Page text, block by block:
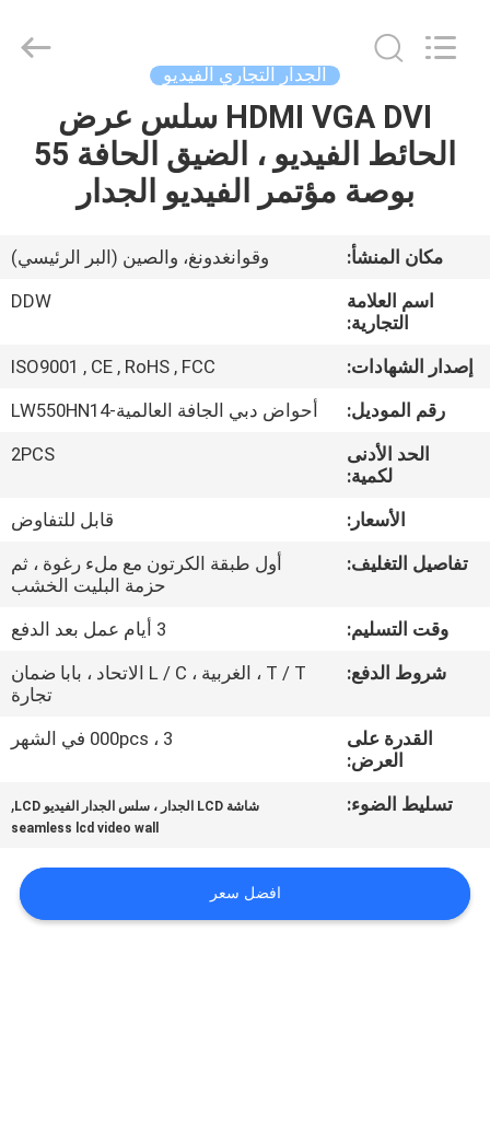
الصفحة
الرئيسية
معلومات
جولة
مراقبة
الجودة
اتصل
اقتباس
CASE
Technology
Developed
الجدار التجاري الفيديو
HDMI VGA DVI سلس عرض
الحائط الفيديو ، الضيق الحافة 55
بوصة مؤتمر الفيديو الجدار
مكان المنشأ:
وقوانغدونغ، والصين (البر الرئيسي)
اسم العلامة
التجارية:
DDW
إصدار الشهادات:
ISO9001 , CE , RoHS , FCC
رقم الموديل:
أحواض دبي الجافة العالمية-LW550HN14
الحد الأدنى
لكمية:
2PCS
الأسعار:
قابل للتفاوض
تفاصيل التغليف:
أول طبقة الكرتون مع ملء رغوة ، ثم
حزمة البليت الخشب
وقت التسليم:
3 أيام عمل بعد الدفع
شروط الدفع:
T / T ، الغربية ، L / C الاتحاد ، بابا ضمان
تجارة
القدرة على
العرض:
3 ، 000pcs في الشهر
تسليط الضوء: شاشة LCD الجدار ، سلس الجدار الفيديو LCD ,
seamless lcd video wall
افضل سعر